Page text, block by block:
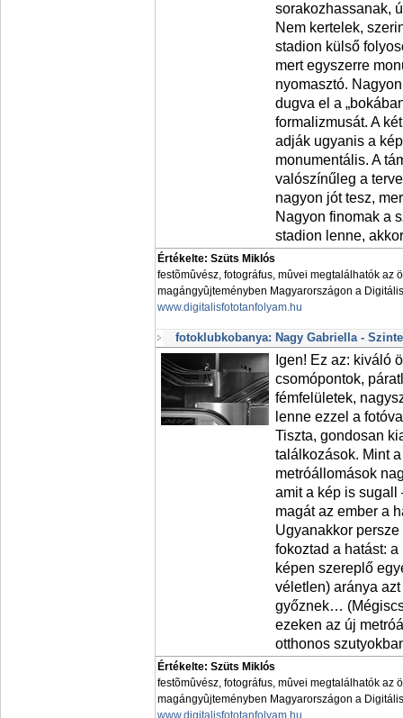
sorakozhassanak,
Nem kertelek,
stadion külső
mert egyszerre
nyomasztó.
dugva el a
formalizmusát. A
adják ugyanis a
monumentális. A
valószínűleg a
nagyon jót tesz,
Nagyon finomak a
stadion lenne,
Értékelte: Szüts Miklós
festõmûvész, fotográfus, mûvei megtalálhatók az
magángyûjteményben Magyarországon a
www.digitalisfototanfolyam.hu
fotoklubkobanya: Nagy Gabriella -
Igen! Ez az: kiváló
csomópontok,
fémfelületek,
lenne ezzel a
Tiszta, gondosan
találkozások. Mint
metróállomások
amit a kép is sugall
magát az ember a
Ugyanakkor
fokoztad a hatást:
képen szereplő
véletlen) aránya
győznek…
ezeken az új
otthonos
Értékelte: Szüts Miklós
festõmûvész, fotográfus, mûvei megtalálhatók az
magángyûjteményben Magyarországon a
www.digitalisfototanfolyam.hu